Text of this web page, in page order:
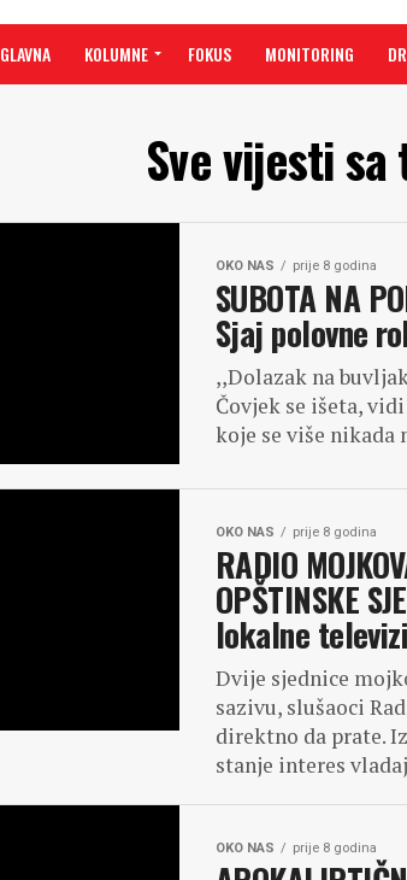
GLAVNA KOLUMNE FOKUS MONITORING
Sve vijesti
OKO NAS prije 8 godina
SUBOTA NA
Sjaj polovne
,,Dolazak na
Čovjek se išeta,
koje se više nikada
OKO NAS prije 8 godina
RADIO
OPŠTINSKE
lokalne
Dvije sjednice
sazivu, slušaoci
direktno da prate.
stanje interes
OKO NAS prije 8 godina